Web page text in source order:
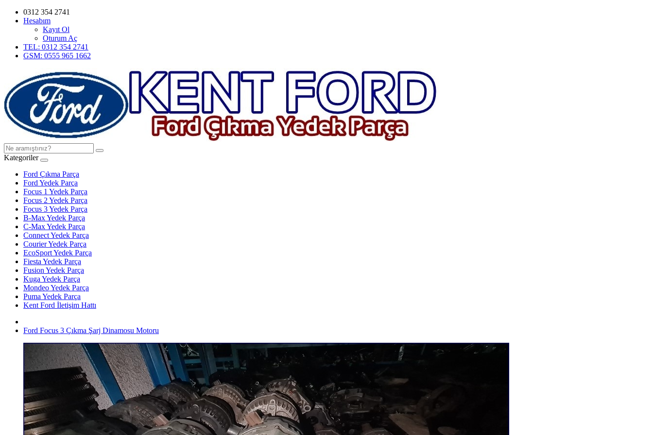
0312 354 2741
Hesabım
Kayıt Ol
Oturum Aç
TEL: 0312 354 2741
GSM: 0555 965 1662
Kategoriler
Ford Çıkma Parça
Ford Yedek Parça
Focus 1 Yedek Parça
Focus 2 Yedek Parça
Focus 3 Yedek Parça
B-Max Yedek Parça
C-Max Yedek Parça
Connect Yedek Parça
Courier Yedek Parça
EcoSport Yedek Parça
Fiesta Yedek Parça
Fusion Yedek Parça
Kuga Yedek Parça
Mondeo Yedek Parça
Puma Yedek Parça
Kent Ford İletişim Hattı
Ford Focus 3 Çıkma Şarj Dinamosu Motoru